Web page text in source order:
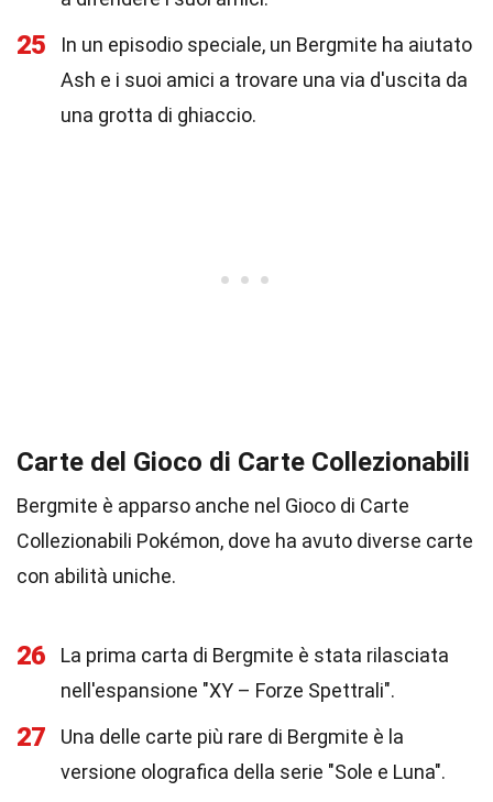
25
In un episodio speciale, un Bergmite ha aiutato
Ash e i suoi amici a trovare una via d'uscita da
una grotta di ghiaccio.
Carte del Gioco di Carte Collezionabili
Bergmite è apparso anche nel Gioco di Carte
Collezionabili Pokémon, dove ha avuto diverse carte
con abilità uniche.
26
La prima carta di Bergmite è stata rilasciata
nell'espansione "XY – Forze Spettrali".
27
Una delle carte più rare di Bergmite è la
versione olografica della serie "Sole e Luna".